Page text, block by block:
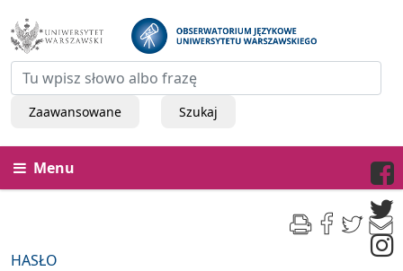
Zaawansowane Szukaj
Menu
HASŁO